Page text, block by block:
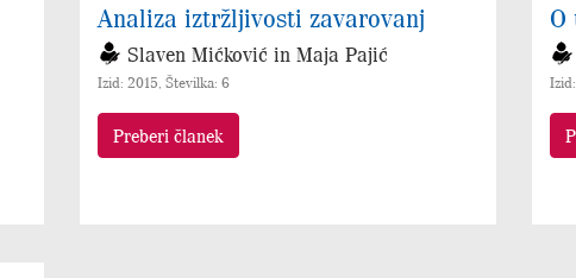
Analiza iztržljivosti zavarovanj
Slaven Mićković in Maja Pajić
Izid: 2015, Številka: 6
Preberi članek
O